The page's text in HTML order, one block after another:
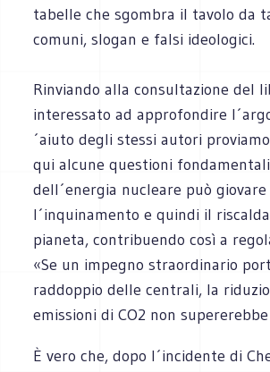
tabelle che sgombra il tavolo da
comuni, slogan e falsi ideologici.
Rinviando alla consultazione del
interessato ad approfondire
´aiuto degli stessi autori
qui alcune questioni
dell´energia nucleare può
l´inquinamento e quindi il
pianeta, contribuendo così a
«Se un impegno straordinario
raddoppio delle centrali, la
emissioni di CO2 non
È vero che, dopo l´incidente di